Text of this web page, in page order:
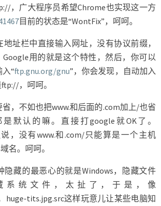
，广大程序员希望Chrome也实现这一方
目前的状态是“WontFix”，呵呵。
址栏中直接输入网址，没有协议前缀，
用的就是这个特性，然后，你可以
“ftp.gnu.org/gnu”，你会发现，自动加入
，呵呵。
，不如也把www.和后面的.com加上/也省
默认的嘛。直接打google就OK了。
，没有www.和.com/只能算是一个主机
名。呵呵。
隐藏的最恶心的就是Windows，隐藏文件
系统文件，太扯了，于是，像
huge-tits.jpg.src这样玩意儿让某些电脑知